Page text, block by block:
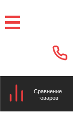
Сравнение
товаров